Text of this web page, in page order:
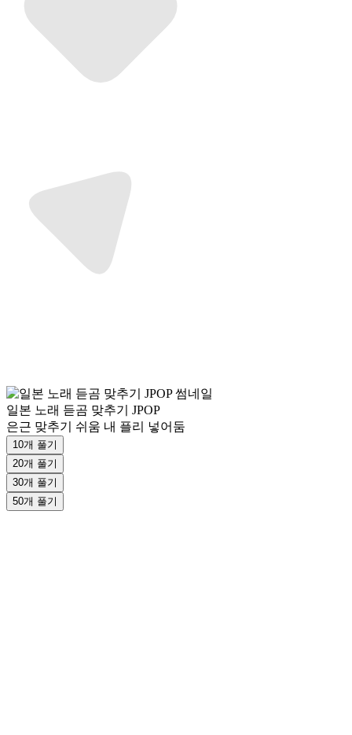
일본 노래 듣곰 맞추기 JPOP
은근 맞추기 쉬움 내 플리 넣어둠
10개 풀기
20개 풀기
30개 풀기
50개 풀기